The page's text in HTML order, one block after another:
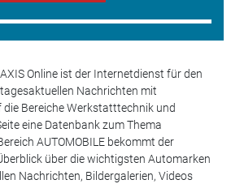
Online ist der Internetdienst für den
Nachrichten mit
Bereiche Werkstatttechnik und
eine Datenbank zum Thema
AUTOMOBILE bekommt der
über die wichtigsten Automarken
Nachrichten, Bildergalerien, Videos